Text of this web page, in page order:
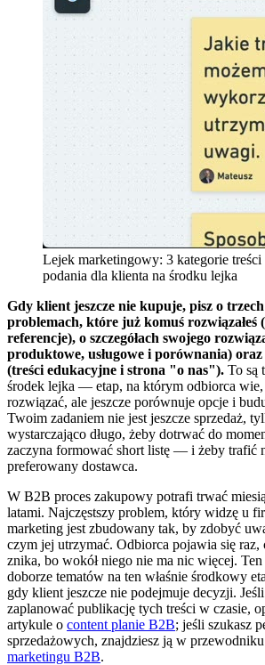
Lejek marketingowy: 3 kategorie
podania dla klienta na środku lejka
Gdy klient jeszcze nie kupuje, pisz o
problemach, które już komuś rozwiązałeś
referencje), o szczegółach swojego
produktowe, usługowe i porównania) oraz
(treści edukacyjne i strona "o nas"). To są
środek lejka — etap, na którym odbiorca wie,
rozwiązać, ale jeszcze porównuje opcje i
Twoim zadaniem nie jest jeszcze sprzedaż,
wystarczająco długo, żeby dotrwać do
zaczyna formować short listę — i żeby trafić
preferowany dostawca.
W B2B proces zakupowy potrafi trwać
latami. Najczęstszy problem, który widzę u
marketing jest zbudowany tak, by zdobyć
czym jej utrzymać. Odbiorca pojawia się raz,
znika, bo wokół niego nie ma nic więcej.
doborze tematów na ten właśnie środkowy
gdy klient jeszcze nie podejmuje decyzji.
zaplanować publikację tych treści w czasie,
artykule o content planie B2B; jeśli szukasz
sprzedażowych, znajdziesz ją w
marketingu B2B.